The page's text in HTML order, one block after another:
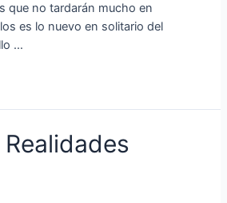
que no tardarán mucho en
es lo nuevo en solitario del
…
Realidades